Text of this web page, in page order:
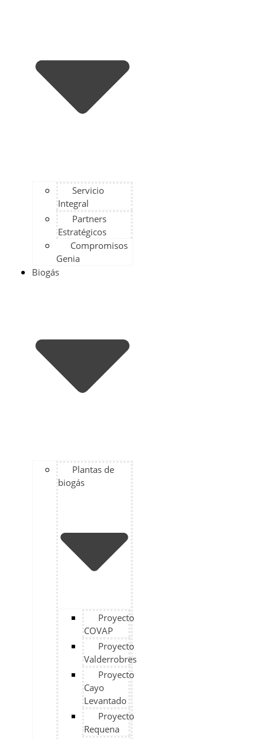
Servicio
Integral
Partners
Estratégicos
Compromisos
Genia
Biogás
Plantas de
biogás
Proyecto
COVAP
Proyecto
Valderrobres
Proyecto
Cayo
Levantado
Proyecto
Requena